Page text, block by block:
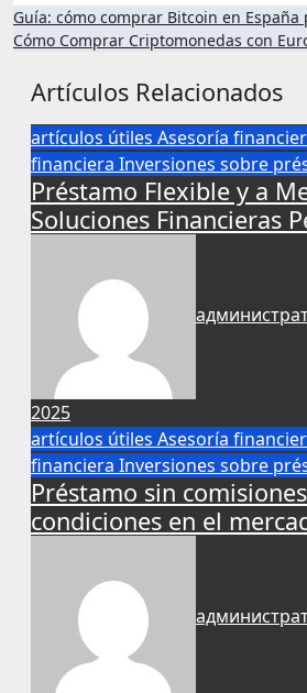
Navegación
de
entradas
Guía: cómo comprar Bitcoin en España
Cómo Comprar Criptomonedas con
Artículos Relacionados
artículos útiles Asesoría
financiera Inversiones sobre
Préstamo Flexible y a
Soluciones Financieras
2025
artículos útiles Asesoría
financiera Inversiones sobre
Préstamo sin
condiciones en el